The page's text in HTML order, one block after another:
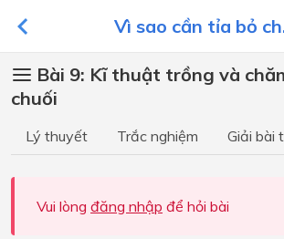
Vì sao cần tỉa bỏ
Bài 9: Kĩ thuật trồng và
chuối
Lý thuyết Trắc nghiệm Giải bài
Vui lòng đăng nhập để hỏi bài